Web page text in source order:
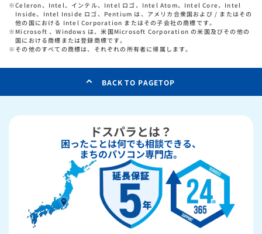
※Celeron、Intel、インテル、Intel ロゴ、Intel Atom、Intel Core、Intel
Inside、Intel Inside ロゴ、Pentium は、アメリカ合衆国および / またはその
他の国における Intel Corporation またはその子会社の商標です。
※ Microsoft 、Windows は、米国Microsoft Corporation の米国及びその他の
国における商標または登録商標です。
※ その他のすべての商標は、それぞれの所有者に帰属します。
BACK TO PAGETOP
ドスパラとは？
困ったことは何でも相談できる、
まちのパソコン専門店。